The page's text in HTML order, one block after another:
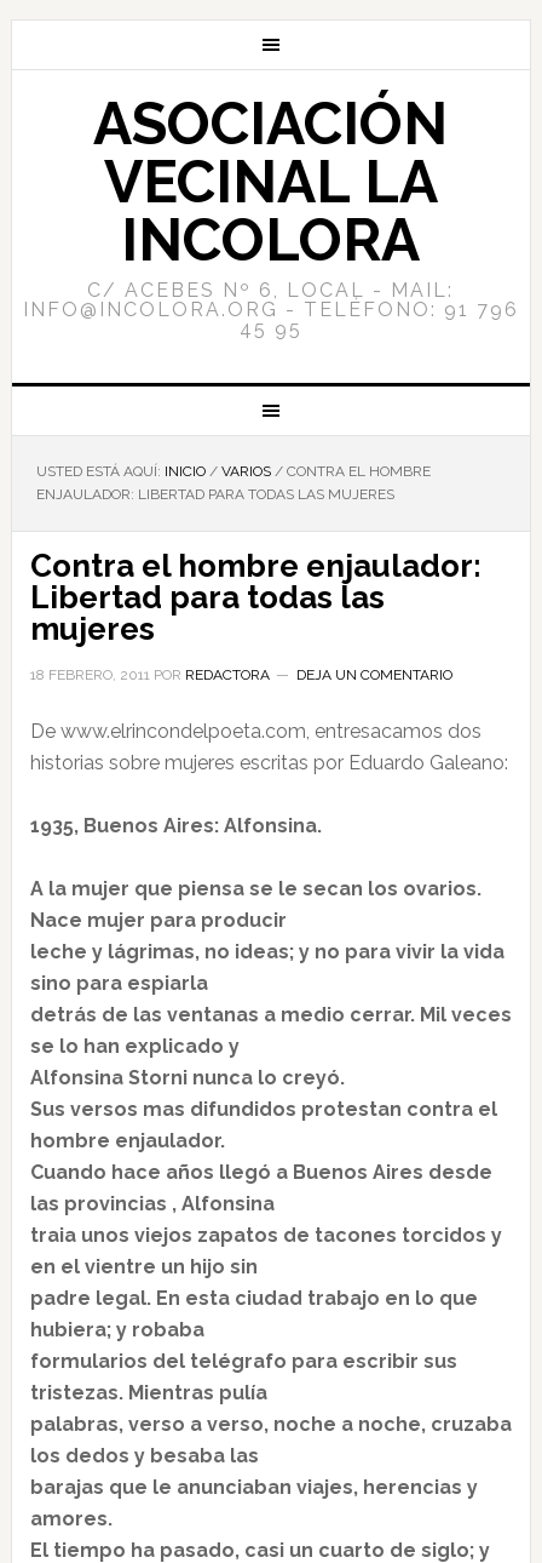
ASOCIACIÓN
VECINAL LA
INCOLORA
C/ ACEBES Nº 6, LOCAL - MAIL:
INFO@INCOLORA.ORG - TELÉFONO: 91 796
45 95
USTED ESTÁ AQUÍ: INICIO / VARIOS /CONTRA EL HOMBRE
ENJAULADOR: LIBERTAD PARA TODAS LAS MUJERES
Contra el hombre enjaulador:
Libertad para todas las
mujeres
18 FEBRERO, 2011POR REDACTORA DEJA UN COMENTARIO
De www.elrincondelpoeta.com, entresacamos dos
historias sobre mujeres escritas por Eduardo Galeano:
1935, Buenos Aires: Alfonsina.
A la mujer que piensa se le secan los ovarios.
Nace mujer para producir
leche y lágrimas, no ideas; y no para vivir la vida
sino para espiarla
detrás de las ventanas a medio cerrar. Mil veces
se lo han explicado y
Alfonsina Storni nunca lo creyó.
Sus versos mas difundidos protestan contra el
hombre enjaulador.
Cuando hace años llegó a Buenos Aires desde
las provincias , Alfonsina
traia unos viejos zapatos de tacones torcidos y
en el vientre un hijo sin
padre legal. En esta ciudad trabajo en lo que
hubiera; y robaba
formularios del telégrafo para escribir sus
tristezas. Mientras pulía
palabras, verso a verso, noche a noche, cruzaba
los dedos y besaba las
barajas que le anunciaban viajes, herencias y
amores.
El tiempo ha pasado, casi un cuarto de siglo; y